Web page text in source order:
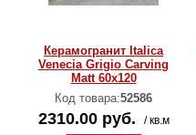
Керамогранит Italica
Venecia Grigio Carving
Matt 60x120
Код товара:52586
2310.00 руб. / кв.м